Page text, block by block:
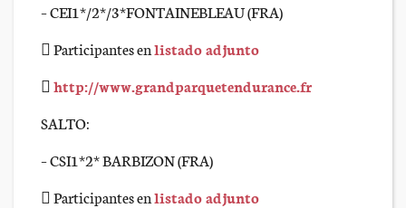
– CEI1*/2*/3*FONTAINEBLEAU (FRA)
 Participantes enlistado adjunto
 http://www.grandparquetendurance.fr
SALTO:
– CSI1*2* BARBIZON (FRA)
 Participantes enlistado adjunto